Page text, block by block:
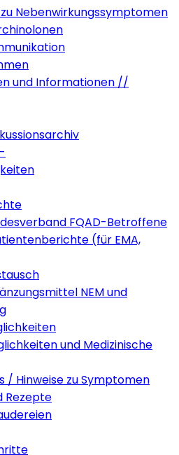
Nebenwirkungssymptomen
und Informationen //
FQAD-Betroffene
(für EMA,
NEM und
und Medizinische
Hinweise zu Symptomen
Rezepte